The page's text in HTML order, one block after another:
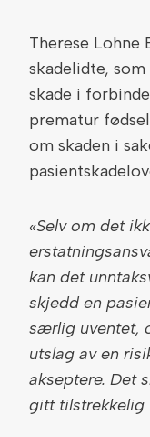
Therese Lohne
skadelidte,
skade i
prematur
om skaden i
«Selv om det
kan det
skjedd en
særlig uventet,
utslag av en
akseptere. Det
gitt tilstrekkelig